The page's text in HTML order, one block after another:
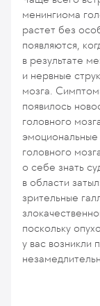
менингиома
растет без
появляются,
в результате
и нервные
мозга.
появилось
головного
головного
о себе знать
в области
зрительные
поскольку
у вас возникли